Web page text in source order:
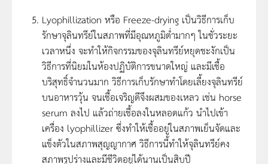
Lyophillization หรือ Freeze-drying เป็นวิธีการเก็บ
รักษาจุลินทรีย์ในสภาพที่มีอุณหภูมิต่ำมากๆ ในชั่วระยะ
เวลาหนึ่ง จะทำให้กิจกรรมของจุลินทรีย์หยุดชะงักเป็น
วิธีการที่นิยมในห้องปฏิบัติการขนาดใหญ่ และมีเชื้อ
บริสุทธิ์จำนวนมาก วิธีการเก็บรักษาทำโดยเลี้ยงจุลินทรีย์
บนอาหารวุ้น จนเชื้อเจริญดีจึงผสมของเหลว เช่น horse
serum ลงไป แล้วถ่ายเชื้อลงในหลอดแก้ว นำไปเข้า
เครื่อง lyophillizer ซึ่งทำให้เชื้ออยู่ในสภาพเย็นจัดและ
แข็งตัวในสภาพสุญญากาศ วิธีการนี้ทำให้จุลินทรีย์คง
สภาพรูปร่างและมีชีวิตอยู่ได้นานเป็นสิบปี